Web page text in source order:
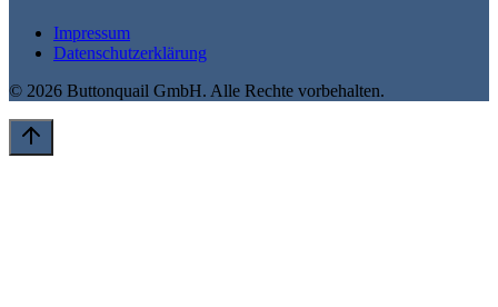
Impressum
Datenschutzerklärung
© 2026 Buttonquail GmbH. Alle Rechte vorbehalten.